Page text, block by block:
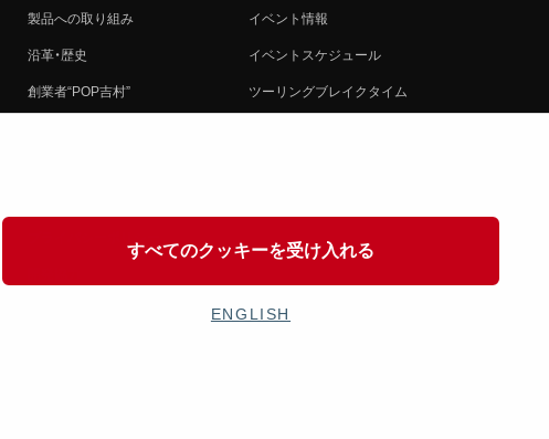
製品への取り組み
沿革・歴史
創業者“POP吉村”
イベント情報
イベントスケジュール
ツーリングブレイクタイム
すべてのクッキーを受け入れる
ENGLISH